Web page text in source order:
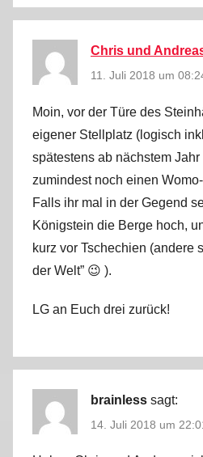
Chris und
11. Juli 2018 um
Moin, vor der Türe des
eigener Stellplatz (logisch
spätestens ab nächstem Jahr
zumindest noch einen
Falls ihr mal in der Gegend
Königstein die Berge hoch,
kurz vor Tschechien (andere
der Welt” 😉 ).
LG an Euch drei zurück!
brainless sagt:
14. Juli 2018 um